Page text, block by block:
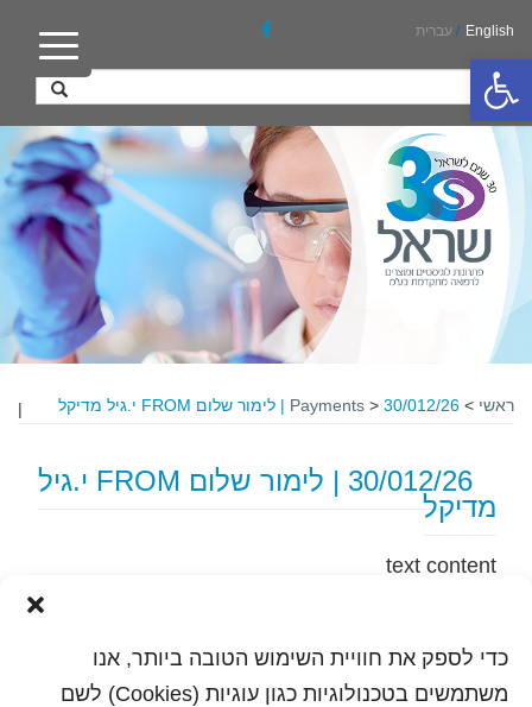
פתח סרגל נגישות
כדי לספק את חוויית השימוש הטובה ביותר, אנו
משתמשים בטכנולוגיות כגון עוגיות (Cookies) לשם
English
/ עברית
ראשי >
Payments > 30/012/26 | לימור שלום FROM י.גיל מדיקל |
30/012/26 | לימור שלום FROM י.גיל
מדיקל
text content